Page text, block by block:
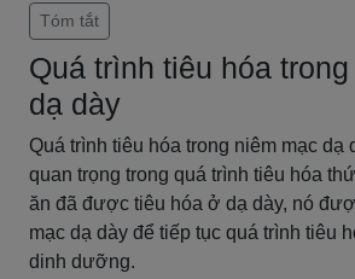
Tóm tắt
Quá trình tiêu hóa
dạ dày
Quá trình tiêu hóa trong niêm mạc dạ
quan trọng trong quá trình tiêu hóa
ăn đã được tiêu hóa ở dạ dày, nó
mạc dạ dày để tiếp tục quá trình tiêu
dinh dưỡng.